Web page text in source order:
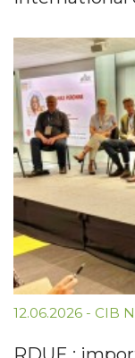
12.06.2026 - CIB